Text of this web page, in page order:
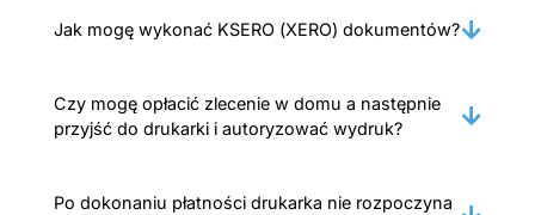
Jak mogę wykonać KSERO (XERO) dokumentów?
Czy mogę opłacić zlecenie w domu a następnie
przyjść do drukarki i autoryzować wydruk?
Po dokonaniu płatności drukarka nie rozpoczyna